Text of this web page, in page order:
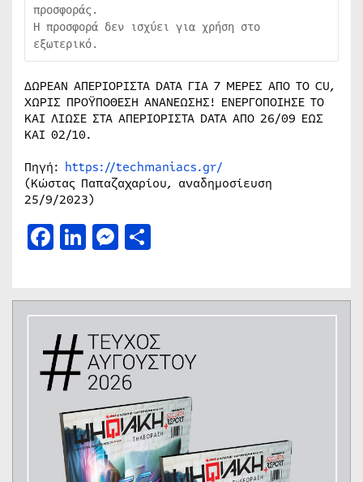
προσφοράς.
Η προσφορά δεν ισχύει για χρήση στο
εξωτερικό.
ΔΩΡΕΑΝ ΑΠΕΡΙΟΡΙΣΤΑ DATA ΓΙΑ 7 ΜΕΡΕΣ ΑΠΟ ΤΟ CU,
ΧΩΡΙΣ ΠΡΟΫΠΟΘΕΣΗ ΑΝΑΝΕΩΣΗΣ! ΕΝΕΡΓΟΠΟΙΗΣΕ ΤΟ
ΚΑΙ ΛΙΩΣΕ ΣΤΑ ΑΠΕΡΙΟΡΙΣΤΑ DATA ΑΠΟ 26/09 ΕΩΣ
ΚΑΙ 02/10.
Πηγή: https://techmaniacs.gr/
(Κώστας Παπαζαχαρίου, αναδημοσίευση
25/9/2023)
Facebook
LinkedIn
Messenger